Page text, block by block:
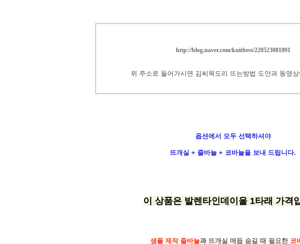
http://blog.naver.com/knitbest/220523081891
위 주소로 들어가시면 김씨목도리 뜨는방법 도안과 동영
옵션에서 모두 선택하셔야
뜨개실 + 줄바늘 + 코바늘을 보내 드립니다.
이 상품은 발렌타인데이울 1타래 가격
샘플 제작 줄바늘과 뜨개실 매듭 숨길 때 필요한 코